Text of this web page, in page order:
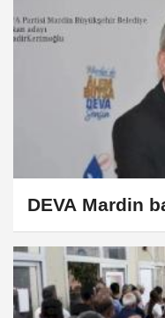
DEVA Mardin